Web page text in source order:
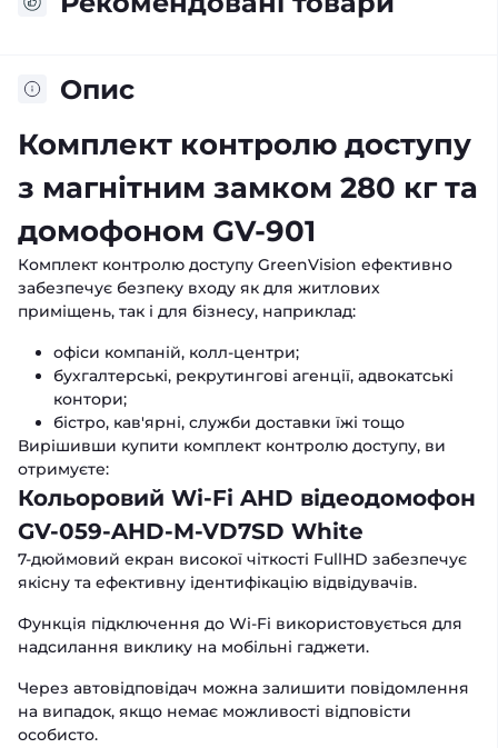
Опис
Комплект контролю доступу
з магнітним замком 280 кг та
домофоном GV-901
Комплект контролю доступу GreenVision ефективно
забезпечує безпеку входу як для житлових
приміщень, так і для бізнесу, наприклад:
офіси компаній, колл-центри;
бухгалтерські, рекрутингові агенції, адвокатські
контори;
бістро, кав'ярні, служби доставки їжі тощо
Вирішивши купити комплект контролю доступу, ви
отримуєте:
Кольоровий Wi-Fi AHD відеодомофон
GV-059-AHD-M-VD7SD White
7-дюймовий екран високої чіткості FullHD забезпечує
якісну та ефективну ідентифікацію відвідувачів.
Функція підключення до Wi-Fi використовується для
надсилання виклику на мобільні гаджети.
Через автовідповідач можна залишити повідомлення
на випадок, якщо немає можливості відповісти
особисто.